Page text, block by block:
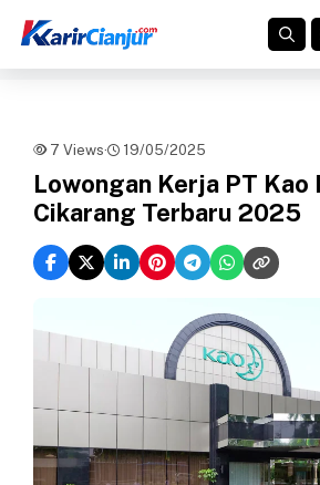
7 Views· 19/05/2025
Lowongan Kerja PT Kao
Cikarang Terbaru 2025